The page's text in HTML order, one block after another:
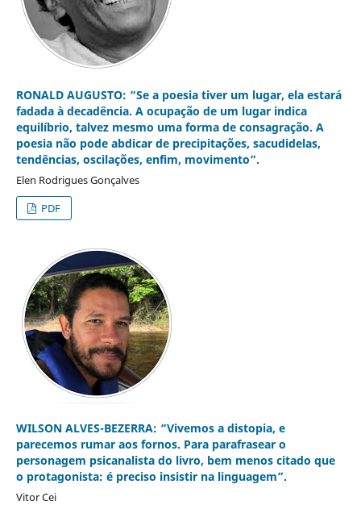
RONALD AUGUSTO: “Se a poesia tiver um lugar, ela estará
fadada à decadência. A ocupação de um lugar indica
equilíbrio, talvez mesmo uma forma de consagração. A
poesia não pode abdicar de precipitações, sacudidelas,
tendências, oscilações, enfim, movimento”.
Elen Rodrigues Gonçalves
PDF
WILSON ALVES-BEZERRA: “Vivemos a distopia, e
parecemos rumar aos fornos. Para parafrasear o
personagem psicanalista do livro, bem menos citado que
o protagonista: é preciso insistir na linguagem”.
Vitor Cei